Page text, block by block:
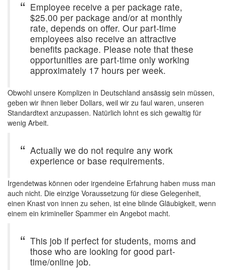
Employee receive a per package rate,
$25.00 per package and/or at monthly
rate, depends on offer. Our part-time
employees also receive an attractive
benefits package. Please note that these
opportunities are part-time only working
approximately 17 hours per week.
Obwohl unsere Komplizen in Deutschland ansässig sein müssen,
geben wir ihnen lieber Dollars, weil wir zu faul waren, unseren
Standardtext anzupassen. Natürlich lohnt es sich gewaltig für
wenig Arbeit.
Actually we do not require any work
experience or base requirements.
Irgendetwas können oder irgendeine Erfahrung haben muss man
auch nicht. Die einzige Voraussetzung für diese Gelegenheit,
einen Knast von innen zu sehen, ist eine blinde Gläubigkeit, wenn
einem ein krimineller Spammer ein Angebot macht.
This job if perfect for students, moms and
those who are looking for good part-
time/online job.